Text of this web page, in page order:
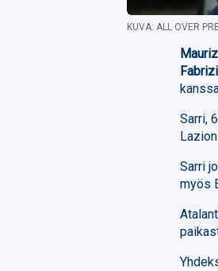
KUVA: ALL OVER
Sarri,
Sarri
myös